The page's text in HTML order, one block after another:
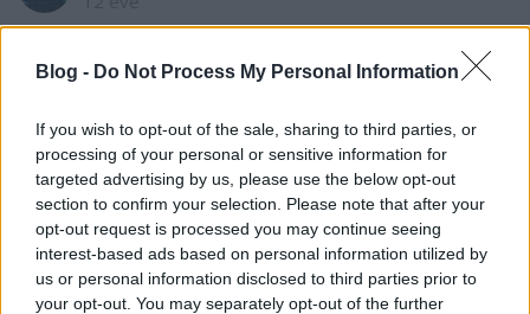
Blog - Do Not Process My Personal Information
If you wish to opt-out of the sale, sharing to third parties, or
processing of your personal or sensitive information for
targeted advertising by us, please use the below opt-out
section to confirm your selection. Please note that after your
opt-out request is processed you may continue seeing
interest-based ads based on personal information utilized by
us or personal information disclosed to third parties prior to
your opt-out. You may separately opt-out of the further
köszi.:)
Magna cum laudeTigeri másztesz digrii
12 éve
@gazoló: Miért ne szavazzon a jobbikra?